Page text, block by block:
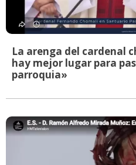
La arenga del cardenal
hay mejor lugar para
parroquia»